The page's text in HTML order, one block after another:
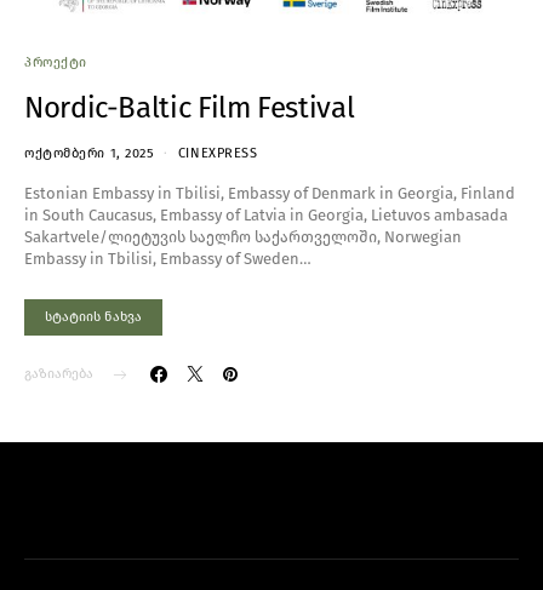
ᲞᲠᲝᲔᲥᲢᲘ
Nordic-Baltic Film Festival
ᲝᲥᲢᲝᲛᲑᲔᲠᲘ 1, 2025 CINEXPRESS
Estonian Embassy in Tbilisi, Embassy of Denmark in Georgia, Finland
in South Caucasus, Embassy of Latvia in Georgia, Lietuvos ambasada
Sakartvele/ლიეტუვის საელჩო საქართველოში, Norwegian
Embassy in Tbilisi, Embassy of Sweden…
სტატიის ნახვა
გაზიარება